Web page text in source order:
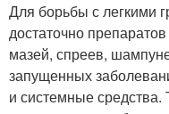
Для борьбы с легкими
достаточно
мазей, спреев,
запущенных
и системные средства.